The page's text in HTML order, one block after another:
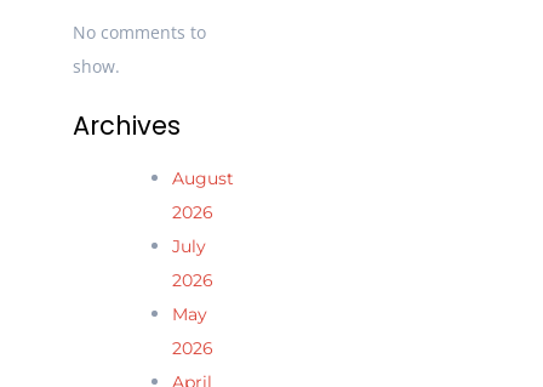
No comments to
show.
Archives
August
2026
July
2026
May
2026
April